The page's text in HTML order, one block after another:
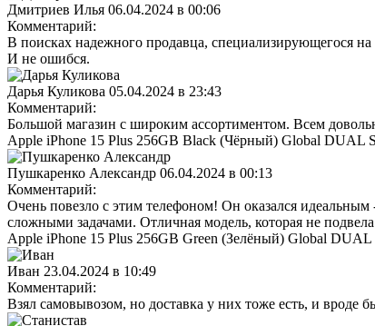
Дмитриев Илья 06.04.2024 в 00:06
Комментарий:
В поисках надежного продавца, специализирующегося
И не ошибся.
Дарья Куликова 05.04.2024 в 23:43
Комментарий:
Большой магазин с широким ассортиментом. Всем
Apple iPhone 15 Plus 256GB Black (Чёрный) Global DUAL
Пушкаренко Александр 06.04.2024 в 00:13
Комментарий:
Очень повезло с этим телефоном! Он оказался идеальным
сложными задачами. Отличная модель, которая не
Apple iPhone 15 Plus 256GB Green (Зелёный) Global
Иван 23.04.2024 в 10:49
Комментарий:
Взял самовывозом, но доставка у них тоже есть, и вроде